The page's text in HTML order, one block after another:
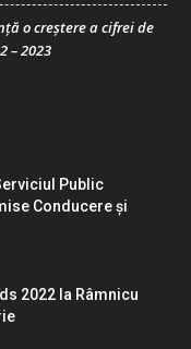
o creștere a cifrei de
– 2023
Public
Conducere şi
2022 la Râmnicu